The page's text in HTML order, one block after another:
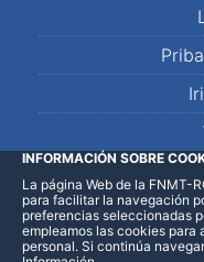
LinkedInFacebook
INFORMACIÓN SOBRE
La página Web de la FNMT-
para facilitar la navegación
preferencias seleccionadas
empleamos las cookies para
personal. Si continúa